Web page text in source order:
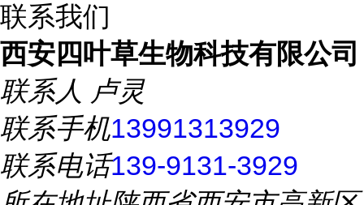
联系我们
西安四叶草生物科技有限公司
联系人 卢灵
联系手机13991313929
联系电话139-9131-3929